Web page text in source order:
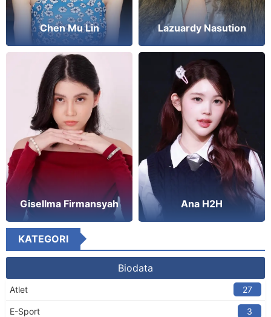
Chen Mu Lin Lazuardy Nasution
Gisellma Firmansyah Ana H2H
KATEGORI
Biodata
Atlet 27
E-Sport 3